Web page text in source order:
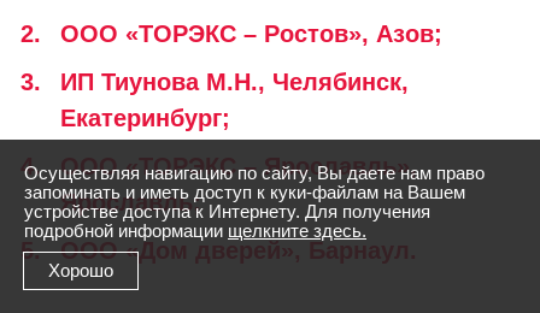
ООО «ТОРЭКС – Ростов», Азов;
ИП Тиунова М.Н., Челябинск,
Екатеринбург;
ООО «ТОРЭКС – Ярославль»,
Ярославль;
ООО «Дом дверей», Барнаул.
Осуществляя навигацию по сайту, Вы даете нам право
запоминать и иметь доступ к куки-файлам на Вашем
устройстве доступа к Интернету. Для получения
подробной информации щелкните здесь.
Хорошо